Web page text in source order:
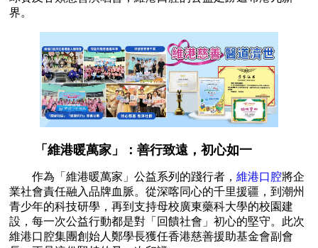
界。
「維港暖萬家」：善行致遠，初心如一
作為「維港暖萬家」公益系列的踐行者，維港口腔將企
業社會責任融入品牌血脈。從深喀同心的千里援疆，到潮州
青少年的科技研學，再到支持母校廣東藥科大學的校園建
設，每一次公益行動都是對「回饋社會」初心的堅守。此次
維港口腔集團創始人鄭學長獲任香港慈善援助基金會副會